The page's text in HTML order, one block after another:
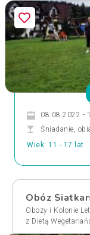
08.08.2022 -
Śniadanie,
Wiek: 11 - 17 lat
Obóz
Obozy i Kolonie
z Dietą